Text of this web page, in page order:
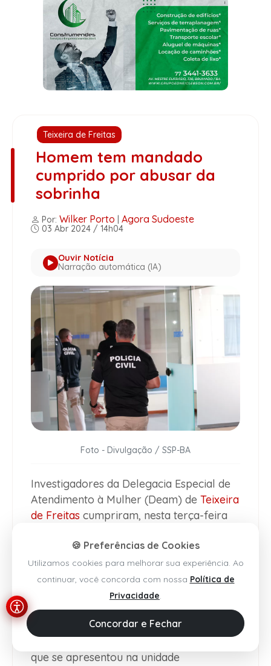
Teixeira de Freitas
Homem tem mandado
cumprido por abusar da
sobrinha
Por: Wilker Porto Agora Sudoeste
03 Abr 2024 / 14h04
Ouvir Notícia
Narração automática (IA)
Foto - Divulgação / SSP-BA
Investigadores da Delegacia Especial de
Atendimento à Mulher (Deam) de Teixeira
de Freitas cumpriram, nesta terça-feira
contra um homem, de 36 anos,
investigado por estuprar a sobrinha de 12
anos. A vítima e o autor moravam na
mesma residência, local onde os abusos
aconteciam. Depoimentos e outros
elementos coletados pelaPolícia
auxiliaram na identificação do suspeito,
que se apresentou na unidade
🍪 Preferências de Cookies
Utilizamos cookies para melhorar sua experiência. Ao
continuar, você concorda com nossa Política de
Privacidade.
Concordar e Fechar